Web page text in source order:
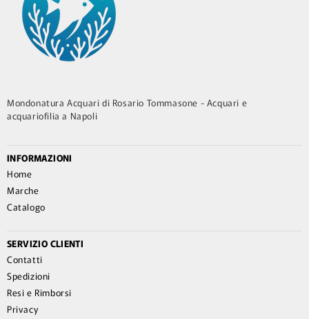
Mondonatura Acquari di Rosario Tommasone - Acquari e
acquariofilia a Napoli
INFORMAZIONI
Home
Marche
Catalogo
SERVIZIO CLIENTI
Contatti
Spedizioni
Resi e Rimborsi
Privacy